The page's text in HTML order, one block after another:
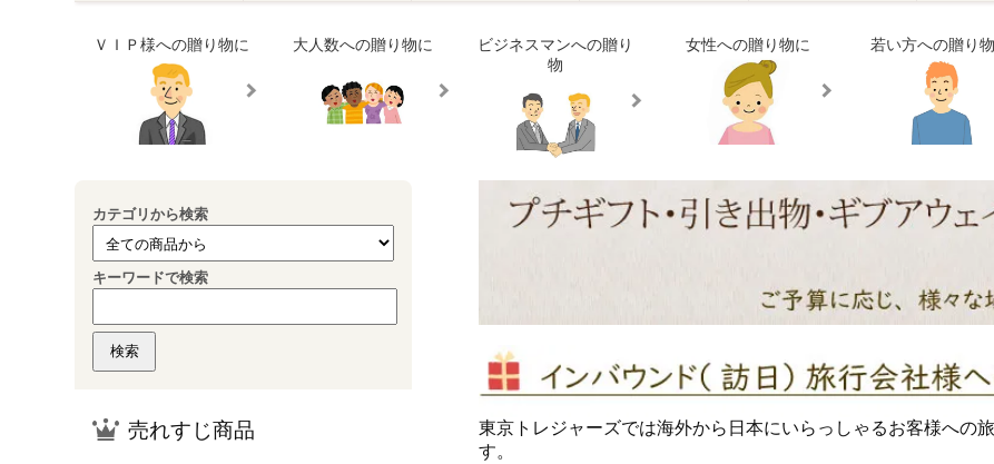
ＶＩＰ様への贈り物に 大人数への贈り物に
ビジネスマンへの贈り
物
女性への贈り物に 若い方への贈り
東京トレジャーズでは海外から日本にいらっしゃるお客様への
す。
カテゴリから検索
キーワードで検索
売れすじ商品